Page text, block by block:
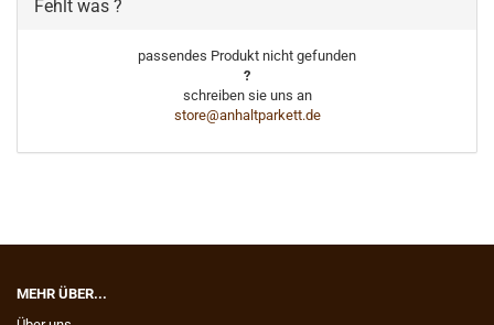
Fehlt was ?
passendes Produkt nicht gefunden
?
schreiben sie uns an
store@anhaltparkett.de
MEHR ÜBER...